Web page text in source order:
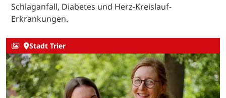
Schlaganfall, Diabetes und Herz-Kreislauf-
Erkrankungen.
Stadt Trier